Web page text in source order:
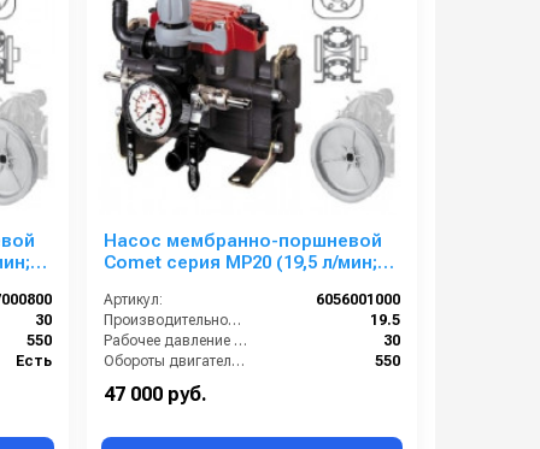
30
550
Есть
Насос мембранно-поршневой
Comet серия МР20 (19,5 л/мин;
Артикул:
6056001000
Производительность (л/мин):
19.5
Рабочее давление (бар):
30
Обороты двигателя (об/мин):
550
47 000 руб.